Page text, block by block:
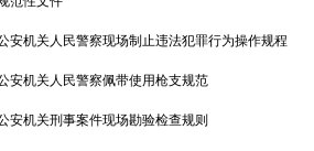
安机关人民警察现场制止违法犯罪行为操作规程
安机关人民警察佩带使用枪支规范
安机关刑事案件现场勘验检查规则